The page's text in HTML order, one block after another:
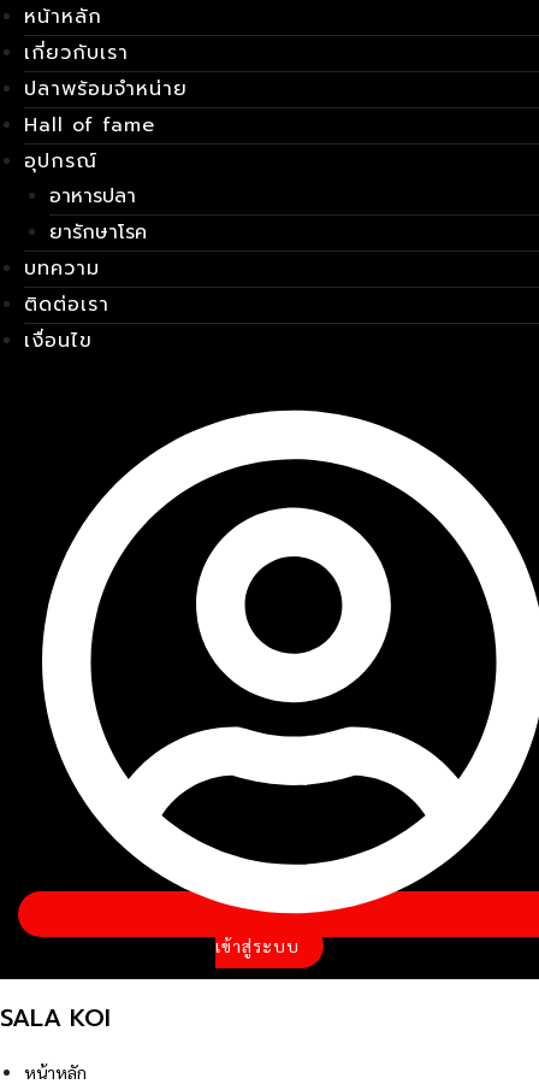
Skip
to
content
หน้าหลัก
เกี่ยวกับเรา
ปลาพร้อมจำหน่าย
Hall of fame
อุปกรณ์
อาหารปลา
ยารักษาโรค
บทความ
ติดต่อเรา
เงื่อนไข
เข้าสู่ระบบ
SALA KOI
หน้าหลัก
เมนู